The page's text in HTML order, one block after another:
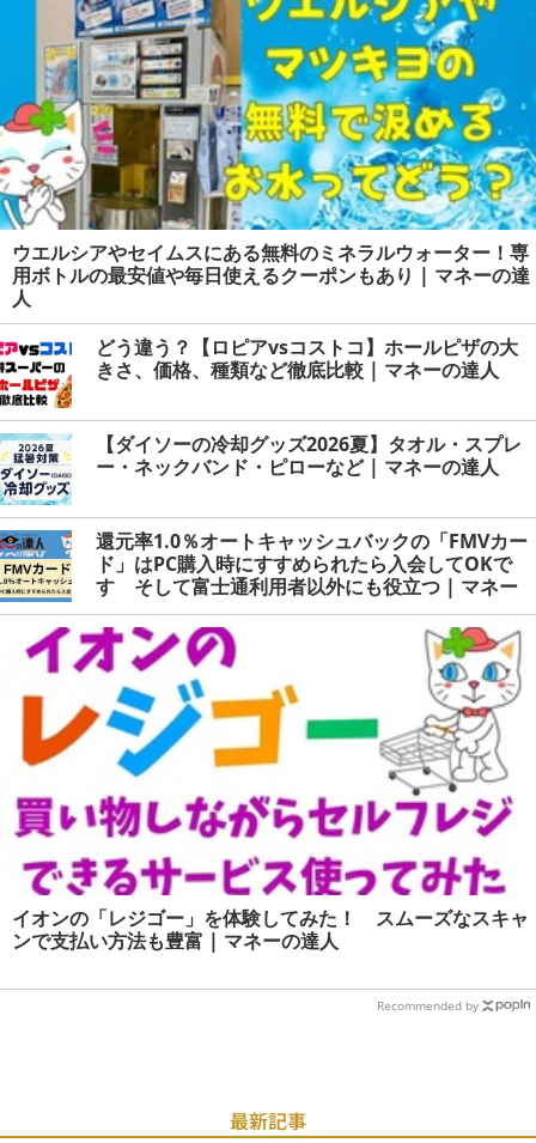
ウエルシアやセイムスにある無料のミネラルウォーター！専
用ボトルの最安値や毎日使えるクーポンもあり | マネーの達
人
どう違う？【ロピアvsコストコ】ホールピザの大
きさ、価格、種類など徹底比較 | マネーの達人
【ダイソーの冷却グッズ2026夏】タオル・スプレ
ー・ネックバンド・ピローなど | マネーの達人
還元率1.0％オートキャッシュバックの「FMVカー
ド」はPC購入時にすすめられたら入会してOKで
す そして富士通利用者以外にも役立つ | マネー
の達人
イオンの「レジゴー」を体験してみた！ スムーズなスキャ
ンで支払い方法も豊富 | マネーの達人
Recommended by
最新記事